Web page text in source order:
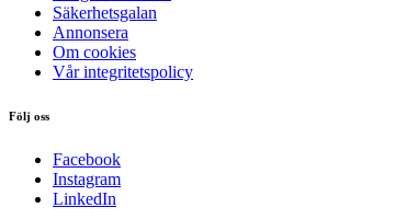
Säkerhetsgalan
Annonsera
Om cookies
Vår integritetspolicy
Följ oss
Facebook
Instagram
LinkedIn